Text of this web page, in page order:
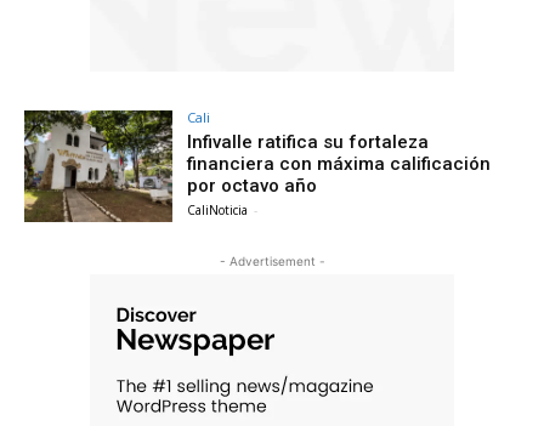
Cali
Infivalle ratifica su fortaleza
financiera con máxima calificación
por octavo año
CaliNoticia -
- Advertisement -